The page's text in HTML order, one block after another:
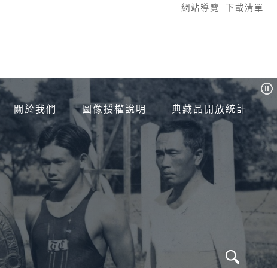
網站導覽 下載清單
關於我們 圖像授權說明 典藏品開放統計